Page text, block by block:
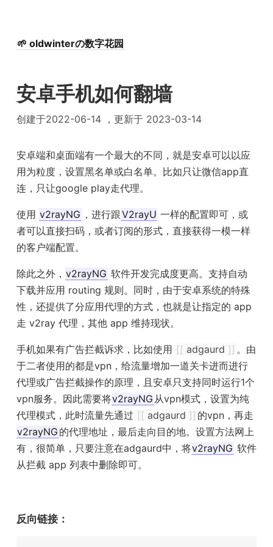
🌱 oldwinterの数字花园
安卓手机如何翻墙
创建于2022-06-14 ，更新于 2023-03-14
安卓端和桌面端有一个最大的不同，就是安卓可以以应
用为粒度，设置黑名单或白名单。比如只让微信app直
连，只让google play走代理。
使用 v2rayNG ，进行跟V2rayU 一样的配置即可，或
者可以直接扫码，或者订阅的形式，直接获得一模一样
的客户端配置。
除此之外， v2rayNG 软件开发完成度更高。支持自动
下载并应用 routing 规则。同时，由于安卓系统的特殊
性，还提供了分应用代理的方式，也就是让指定的 app
走 v2ray 代理，其他 app 维持现状。
手机如果有广告拦截诉求，比如使用 [[ adgaurd ]] 。由
于二者使用的都是vpn，给流量增加一道关卡进而进行
代理或广告拦截操作的原理，且安卓只支持同时运行1个
vpn服务。因此需要将v2rayNG 从vpn模式，设置为纯
代理模式，此时流量先通过 [[ adgaurd ]] 的vpn，再走
v2rayNG 的代理地址，最后走向目的地。设置方法网上
有，很简单，只要注意在adgaurd中，将v2rayNG 软件
从拦截 app 列表中删除即可。
反向链接：